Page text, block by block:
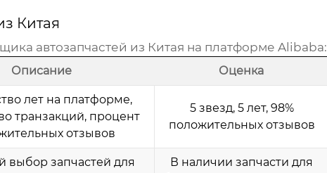
Китая
автозапчастей из Китая на платформе Alibaba:
Описание Оценка
лет на платформе,
транзакций, процент
отзывов
5 звезд, 5 лет, 98%
положительных отзывов
выбор запчастей для
В наличии запчасти для